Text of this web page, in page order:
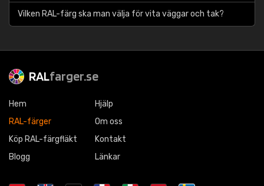
Vilken RAL-färg ska man välja för vita väggar och tak?
RALfarger.se
Hem
RAL-färger
Köp RAL-färgfläkt
Blogg
Hjälp
Om oss
Kontakt
Länkar